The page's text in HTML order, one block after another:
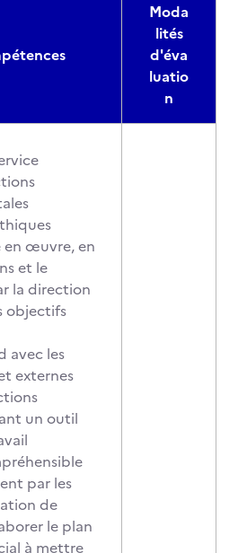
Moda
lités
d'éva
luatio
n
en œuvre, en
et le
la direction
objectifs
avec les
externes
un outil
par les
de
le plan
à mettre